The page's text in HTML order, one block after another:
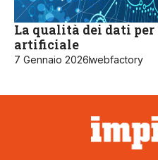
La qualità dei dati
artificiale
7 Gennaio 2026webfactory